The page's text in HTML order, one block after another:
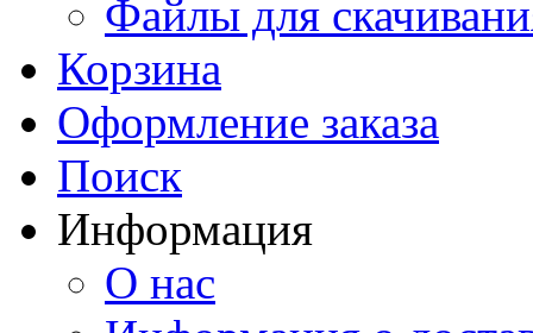
Файлы для
Корзина
Оформление заказа
Поиск
Информация
О нас